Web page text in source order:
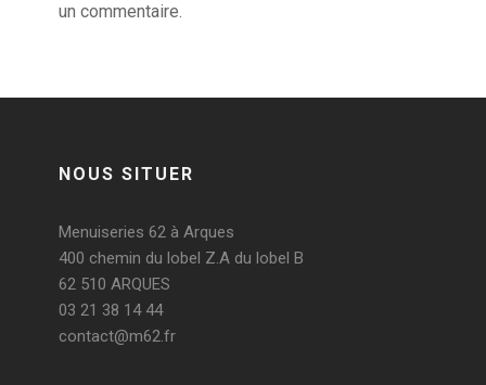
un commentaire.
NOUS SITUER
Menuiseries 62 à Arques
400 chemin du lobel Z.A du lobel B
62 510 ARQUES
03 21 38 14 44
contact@m62.fr